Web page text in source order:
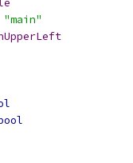
"main"